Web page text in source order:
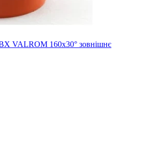
VALROM 160х30° зовнішнє